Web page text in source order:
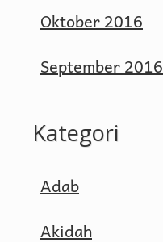
Oktober 2016
September 2016
Kategori
Adab
Akidah